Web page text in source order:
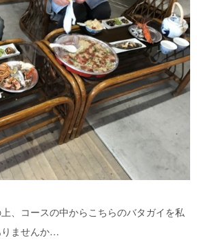
、コースの中からこちらのバタガイを私
りませんか…